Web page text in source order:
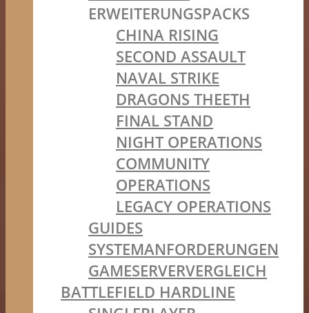
ERWEITERUNGSPACKS
CHINA RISING
SECOND ASSAULT
NAVAL STRIKE
DRAGONS THEETH
FINAL STAND
NIGHT OPERATIONS
COMMUNITY
OPERATIONS
LEGACY OPERATIONS
GUIDES
SYSTEMANFORDERUNGEN
GAMESERVERVERGLEICH
BATTLEFIELD HARDLINE